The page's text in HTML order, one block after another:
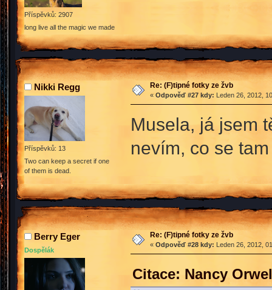
Příspěvků: 2907
long live all the magic we made
Nikki Regg
Příspěvků: 13
Two can keep a secret if one
of them is dead.
Re: (F)tipné fotky ze žvb
« Odpověď #27 kdy: Leden 26, 2012,
Musela, já jsem
nevím, co se
Berry Eger
Dospělák
Re: (F)tipné fotky ze žvb
« Odpověď #28 kdy: Leden 26, 2012,
Citace: Nancy